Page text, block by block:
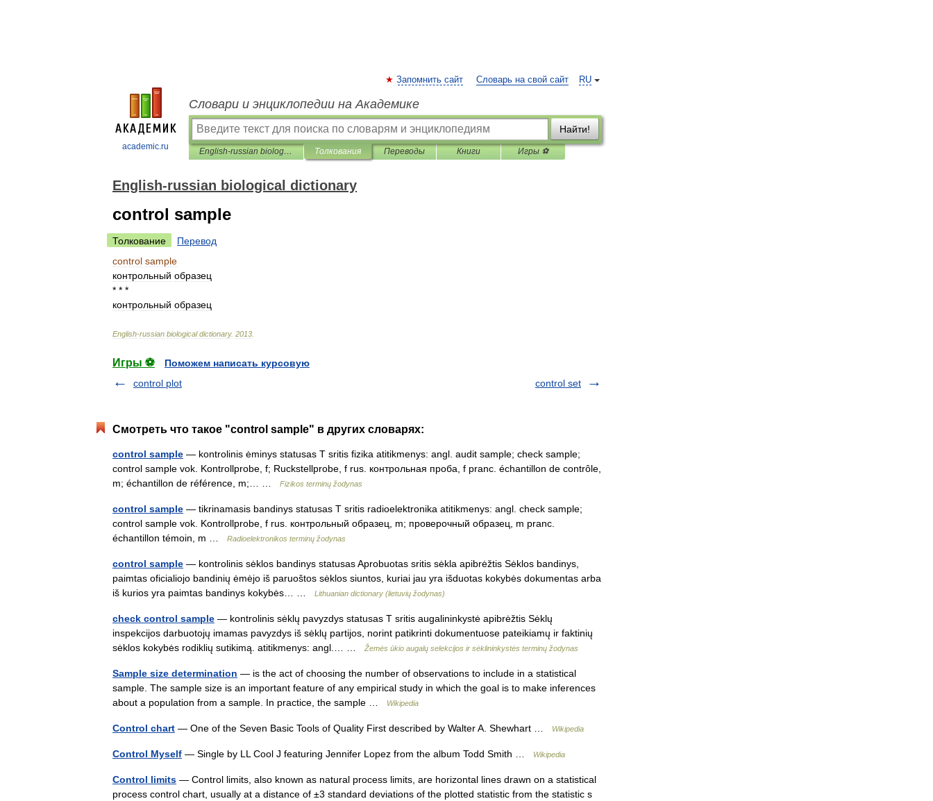
academic.ru
RU
Запомнить сайт Словарь на свой сайт
Словари и энциклопедии на Академике
Найти!
English-russian biological dictionary Толкования Переводы Книги Игры ⚽
English-russian biological dictionary
control sample
Толкование
Перевод
control sample
контрольный образец
* * *
контрольный образец
English-russian biological dictionary. 2013
Игры ⚽
Поможем написать курсовую
control plot
control set
Смотреть что такое "control sample" в других словарях:
control sample — kontrolinis ėminys statusas T sritis fizika atitikmenys: angl. audit sample; check sample;
control sample vok. Kontrollprobe, f; Ruckstellprobe, f rus. контрольная проба, f pranc. échantillon de contrôle,
m; échantillon de référence, m;… …
Fizikos terminų žodynas
control sample — tikrinamasis bandinys statusas T sritis radioelektronika atitikmenys: angl. check sample;
control sample vok. Kontrollprobe, f rus. контрольный образец, m; проверочный образец, m pranc.
échantillon témoin, m …
Radioelektronikos terminų žodynas
control sample — kontrolinis sėklos bandinys statusas Aprobuotas sritis sėkla apibrėžtis Sėklos bandinys,
paimtas oficialiojo bandinių ėmėjo iš paruoštos sėklos siuntos, kuriai jau yra išduotas kokybės dokumentas arba
iš kurios yra paimtas bandinys kokybės… …
Lithuanian dictionary (lietuvių žodynas)
check control sample — kontrolinis sėklų pavyzdys statusas T sritis augalininkystė apibrėžtis Sėklų
inspekcijos darbuotojų imamas pavyzdys iš sėklų partijos, norint patikrinti dokumentuose pateikiamų ir faktinių
sėklos kokybės rodiklių sutikimą. atitikmenys: angl.… …
Žemės ūkio augalų selekcijos ir sėklininkystės terminų žodynas
Sample size determination — is the act of choosing the number of observations to include in a statistical
sample. The sample size is an important feature of any empirical study in which the goal is to make inferences
about a population from a sample. In practice, the sample …
Wikipedia
Control chart — One of the Seven Basic Tools of Quality First described by Walter A. Shewhart … Wikipedia
Control Myself — Single by LL Cool J featuring Jennifer Lopez from the album Todd Smith … Wikipedia
Control limits — Control limits, also known as natural process limits, are horizontal lines drawn on a statistical
process control chart, usually at a distance of ±3 standard deviations of the plotted statistic from the statistic s